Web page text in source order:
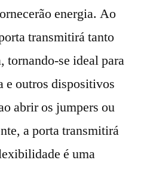
energia. Ao
transmitirá tanto
tornando-se ideal para
e outros dispositivos
abrir os jumpers ou
a porta transmitirá
é uma